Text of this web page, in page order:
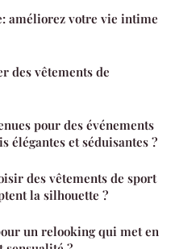
améliorez votre vie intime
des vêtements de
pour des événements
élégantes et séduisantes ?
des vêtements de sport
la silhouette ?
un relooking qui met en